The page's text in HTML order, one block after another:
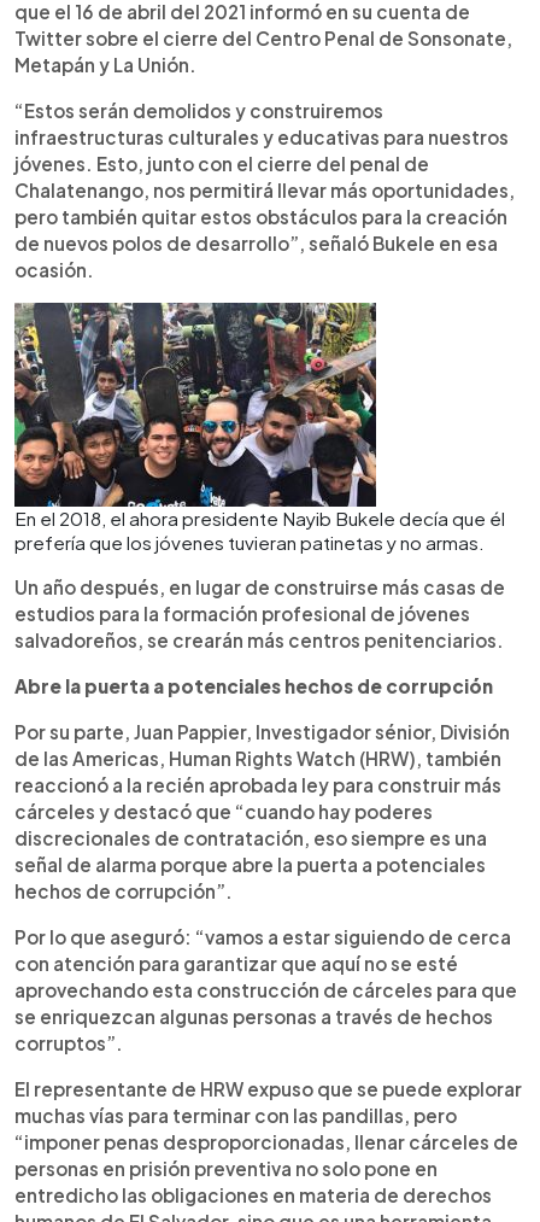
que el 16 de abril del 2021 informó en su cuenta de
Twitter sobre el cierre del Centro Penal de Sonsonate,
Metapán y La Unión.
“Estos serán demolidos y construiremos
infraestructuras culturales y educativas para nuestros
jóvenes. Esto, junto con el cierre del penal de
Chalatenango, nos permitirá llevar más oportunidades,
pero también quitar estos obstáculos para la creación
de nuevos polos de desarrollo”, señaló Bukele en esa
ocasión.
En el 2018, el ahora presidente Nayib Bukele decía que él
prefería que los jóvenes tuvieran patinetas y no armas.
Un año después, en lugar de construirse más casas de
estudios para la formación profesional de jóvenes
salvadoreños, se crearán más centros penitenciarios.
Abre la puerta a potenciales hechos de corrupción
Por su parte, Juan Pappier, Investigador sénior, División
de las Americas, Human Rights Watch (HRW), también
reaccionó a la recién aprobada ley para construir más
cárceles y destacó que “cuando hay poderes
discrecionales de contratación, eso siempre es una
señal de alarma porque abre la puerta a potenciales
hechos de corrupción”.
Por lo que aseguró: “vamos a estar siguiendo de cerca
con atención para garantizar que aquí no se esté
aprovechando esta construcción de cárceles para que
se enriquezcan algunas personas a través de hechos
corruptos”.
El representante de HRW expuso que se puede explorar
muchas vías para terminar con las pandillas, pero
“imponer penas desproporcionadas, llenar cárceles de
personas en prisión preventiva no solo pone en
entredicho las obligaciones en materia de derechos